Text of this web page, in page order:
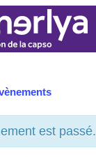
est passé.